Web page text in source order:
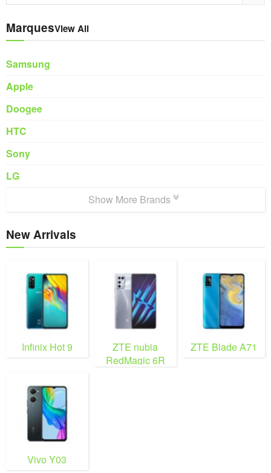
MarquesView All
Samsung
Apple
Doogee
HTC
Sony
LG
Show More Brands
New Arrivals
Infinix Hot 9
ZTE nubia
RedMagic 6R
ZTE Blade A71
Vivo Y03